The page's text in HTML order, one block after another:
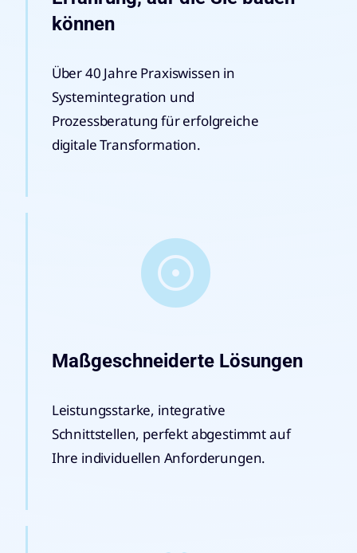
können
Über 40 Jahre Praxiswissen in
Systemintegration und
Prozessberatung für erfolgreiche
digitale Transformation.
Maßgeschneiderte Lösungen
Leistungsstarke, integrative
Schnittstellen, perfekt abgestimmt auf
Ihre individuellen Anforderungen.